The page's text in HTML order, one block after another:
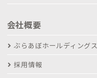
会社概要
ぶらあぼホールディングス
採用情報